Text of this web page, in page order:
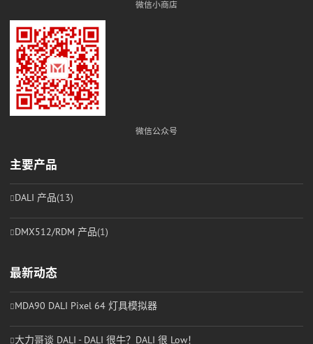
微信小商店
微信公众号
主要产品
DALI 产品(13)
DMX512/RDM 产品(1)
最新动态
MDA90 DALI Pixel 64 灯具模拟器
大力哥谈 DALI - DALI 很牛？DALI 很 Low！